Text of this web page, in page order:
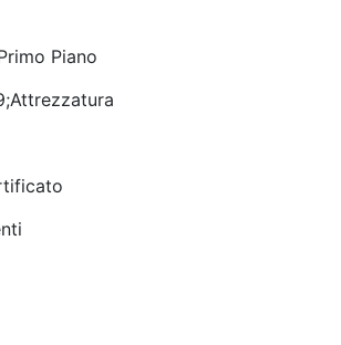
Piano